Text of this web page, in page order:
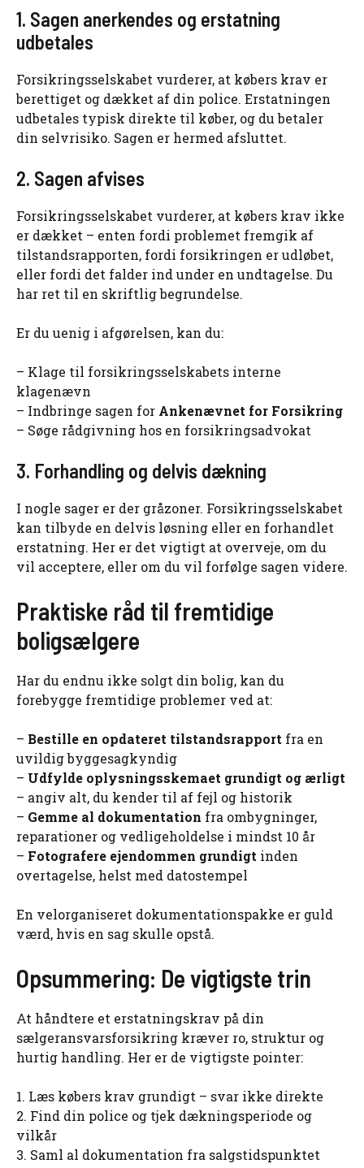
1. Sagen anerkendes og erstatning
udbetales
Forsikringsselskabet vurderer, at købers krav er
berettiget og dækket af din police. Erstatningen
udbetales typisk direkte til køber, og du betaler
din selvrisiko. Sagen er hermed afsluttet.
2. Sagen afvises
Forsikringsselskabet vurderer, at købers krav ikke
er dækket – enten fordi problemet fremgik af
tilstandsrapporten, fordi forsikringen er udløbet,
eller fordi det falder ind under en undtagelse. Du
har ret til en skriftlig begrundelse.
Er du uenig i afgørelsen, kan du:
– Klage til forsikringsselskabets interne
klagenævn
– Indbringe sagen for Ankenævnet for Forsikring
– Søge rådgivning hos en forsikringsadvokat
3. Forhandling og delvis dækning
I nogle sager er der gråzoner. Forsikringsselskabet
kan tilbyde en delvis løsning eller en forhandlet
erstatning. Her er det vigtigt at overveje, om du
vil acceptere, eller om du vil forfølge sagen videre.
Praktiske råd til fremtidige
boligsælgere
Har du endnu ikke solgt din bolig, kan du
forebygge fremtidige problemer ved at:
– Bestille en opdateret tilstandsrapport fra en
uvildig byggesagkyndig
– Udfylde oplysningsskemaet grundigt og ærligt
– angiv alt, du kender til af fejl og historik
– Gemme al dokumentation fra ombygninger,
reparationer og vedligeholdelse i mindst 10 år
– Fotografere ejendommen grundigt inden
overtagelse, helst med datostempel
En velorganiseret dokumentationspakke er guld
værd, hvis en sag skulle opstå.
Opsummering: De vigtigste trin
At håndtere et erstatningskrav på din
sælgeransvarsforsikring kræver ro, struktur og
hurtig handling. Her er de vigtigste pointer:
1. Læs købers krav grundigt – svar ikke direkte
2. Find din police og tjek dækningsperiode og
vilkår
3. Saml al dokumentation fra salgstidspunktet